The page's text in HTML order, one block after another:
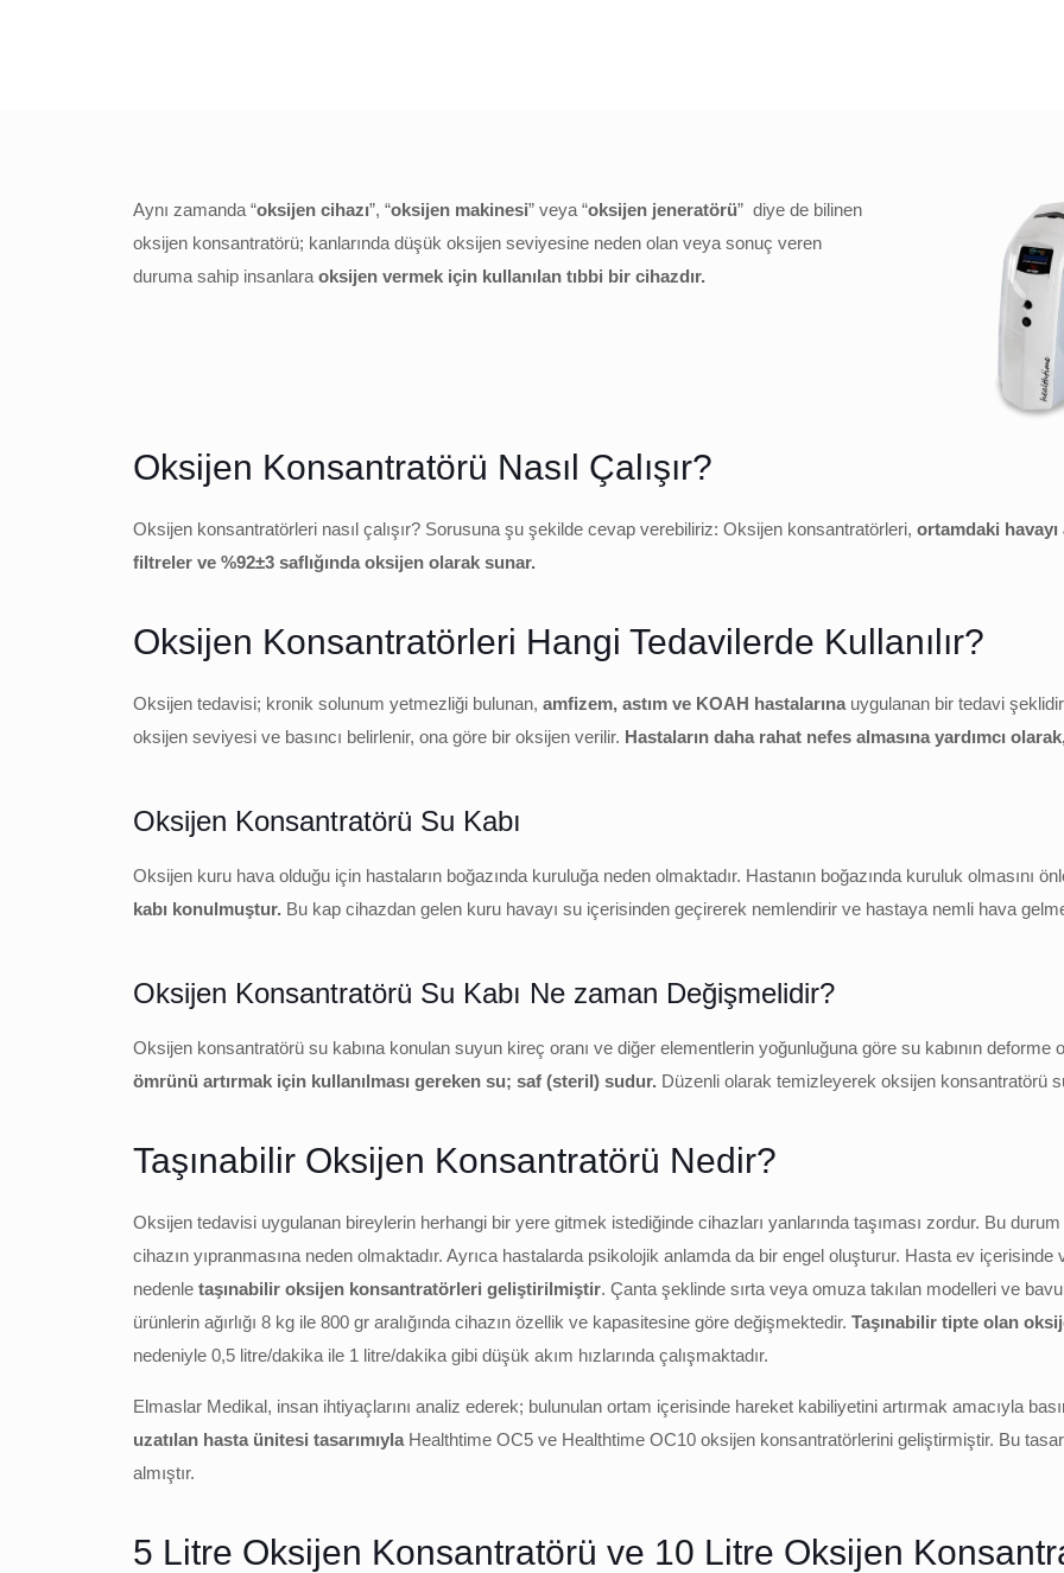
Aynı zamanda “oksijen cihazı”, “oksijen makinesi” veya “oksijen jeneratörü” diye de bilinen
oksijen konsantratörü; kanlarında düşük oksijen seviyesine neden olan veya sonuç veren
duruma sahip insanlara oksijen vermek için kullanılan tıbbi bir cihazdır.
Oksijen Konsantratörü Nasıl Çalışır?
Oksijen konsantratörleri nasıl çalışır? Sorusuna şu şekilde cevap verebiliriz: Oksijen konsantratörleri, ortamdaki
filtreler ve %92±3 saflığında oksijen olarak sunar.
Oksijen Konsantratörleri Hangi Tedavilerde Kullanılır?
Oksijen tedavisi; kronik solunum yetmezliği bulunan, amfizem, astım ve KOAH hastalarına uygulanan bir tedavi
oksijen seviyesi ve basıncı belirlenir, ona göre bir oksijen verilir. Hastaların daha rahat nefes almasına yardımcı
Oksijen Konsantratörü Su Kabı
Oksijen kuru hava olduğu için hastaların boğazında kuruluğa neden olmaktadır. Hastanın boğazında kuruluk olmasını
kabı konulmuştur. Bu kap cihazdan gelen kuru havayı su içerisinden geçirerek nemlendirir ve hastaya nemli hava
Oksijen Konsantratörü Su Kabı Ne zaman Değişmelidir?
Oksijen konsantratörü su kabına konulan suyun kireç oranı ve diğer elementlerin yoğunluğuna göre su kabının
ömrünü artırmak için kullanılması gereken su; saf (steril) sudur. Düzenli olarak temizleyerek oksijen konsantratörü
Taşınabilir Oksijen Konsantratörü Nedir?
Oksijen tedavisi uygulanan bireylerin herhangi bir yere gitmek istediğinde cihazları yanlarında taşıması zordur. Bu
cihazın yıpranmasına neden olmaktadır. Ayrıca hastalarda psikolojik anlamda da bir engel oluşturur. Hasta ev içerisinde
nedenle taşınabilir oksijen konsantratörleri geliştirilmiştir. Çanta şeklinde sırta veya omuza takılan modelleri ve
ürünlerin ağırlığı 8 kg ile 800 gr aralığında cihazın özellik ve kapasitesine göre değişmektedir. Taşınabilir tipte olan
nedeniyle 0,5 litre/dakika ile 1 litre/dakika gibi düşük akım hızlarında çalışmaktadır.
Elmaslar Medikal, insan ihtiyaçlarını analiz ederek; bulunulan ortam içerisinde hareket kabiliyetini artırmak amacıyla
uzatılan hasta ünitesi tasarımıyla Healthtime OC5 ve Healthtime OC10 oksijen konsantratörlerini geliştirmiştir. Bu
almıştır.
5 Litre Oksijen Konsantratörü ve 10 Litre Oksijen